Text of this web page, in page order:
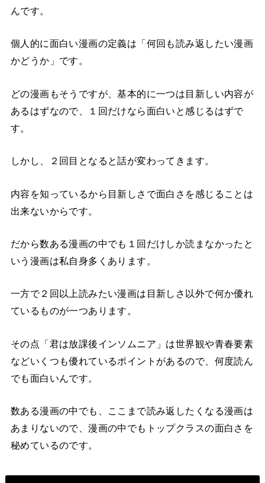
んです。
個人的に面白い漫画の定義は「何回も読み返したい漫画
かどうか」です。
どの漫画もそうですが、基本的に一つは目新しい内容が
あるはずなので、１回だけなら面白いと感じるはずで
す。
しかし、２回目となると話が変わってきます。
内容を知っているから目新しさで面白さを感じることは
出来ないからです。
だから数ある漫画の中でも１回だけしか読まなかったと
いう漫画は私自身多くあります。
一方で２回以上読みたい漫画は目新しさ以外で何か優れ
ているものが一つあります。
その点「君は放課後インソムニア」は世界観や青春要素
などいくつも優れているポイントがあるので、何度読ん
でも面白いんです。
数ある漫画の中でも、ここまで読み返したくなる漫画は
あまりないので、漫画の中でもトップクラスの面白さを
秘めているのです。